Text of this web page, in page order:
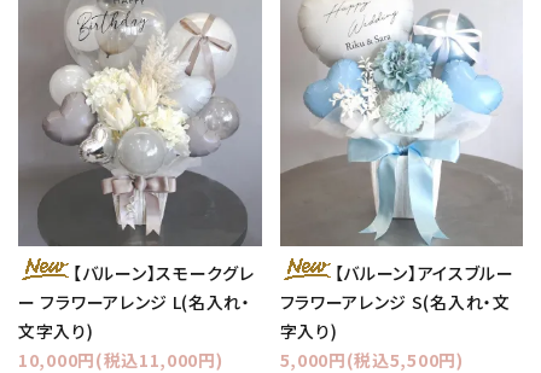
【バルーン】スモークグレ
ー フラワーアレンジ L(名入れ・
文字入り)
10,000円(税込11,000円)
【バルーン】アイスブルー
フラワーアレンジ S(名入れ・文
字入り)
5,000円(税込5,500円)